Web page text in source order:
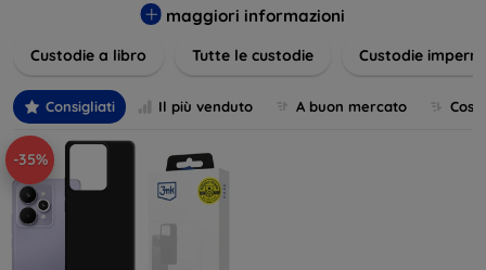
esigenza e gusto. Proteggete il vostro dispositivo con le
maggiori informazioni
Custodie a libro Tutte le custodie Custodie
Consigliati Il più venduto A buon mercato
-35%